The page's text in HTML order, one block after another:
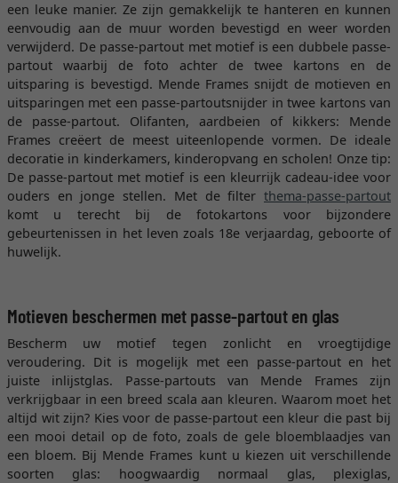
een leuke manier. Ze zijn gemakkelijk te hanteren en kunnen
eenvoudig aan de muur worden bevestigd en weer worden
verwijderd. De passe-partout met motief is een dubbele passe-
partout waarbij de foto achter de twee kartons en de
uitsparing is bevestigd. Mende Frames snijdt de motieven en
uitsparingen met een passe-partoutsnijder in twee kartons van
de passe-partout. Olifanten, aardbeien of kikkers: Mende
Frames creëert de meest uiteenlopende vormen. De ideale
decoratie in kinderkamers, kinderopvang en scholen! Onze tip:
De passe-partout met motief is een kleurrijk cadeau-idee voor
ouders en jonge stellen. Met de filter thema-passe-partout
komt u terecht bij de fotokartons voor bijzondere
gebeurtenissen in het leven zoals 18e verjaardag, geboorte of
huwelijk.
Motieven beschermen met passe-partout en glas
Bescherm uw motief tegen zonlicht en vroegtijdige
veroudering. Dit is mogelijk met een passe-partout en het
juiste inlijstglas. Passe-partouts van Mende Frames zijn
verkrijgbaar in een breed scala aan kleuren. Waarom moet het
altijd wit zijn? Kies voor de passe-partout een kleur die past bij
een mooi detail op de foto, zoals de gele bloemblaadjes van
een bloem. Bij Mende Frames kunt u kiezen uit verschillende
soorten glas: hoogwaardig normaal glas, plexiglas,